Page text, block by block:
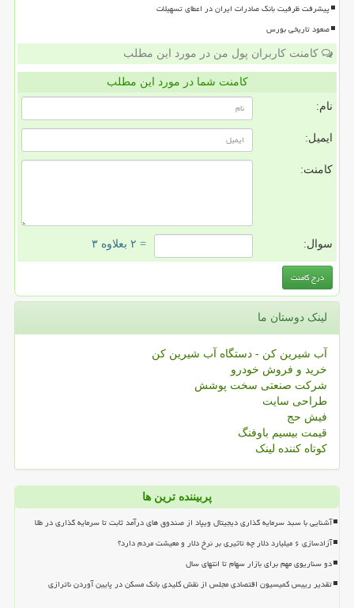
پیشرفت ظرفیت بانک صادرات ایران در اعطای تسهیلات
صعود تاریخی بورس
کامنت کاربران پول من در مورد این مطلب
کامنت شما در مورد این مطلب
نام:
ایمیل:
کامنت:
سوال: = ۲ بعلاوه ۳
لینک دوستان ما
آب شیرین کن - دستگاه آب شیرین کن
خرید و فروش خودرو
شرکت صنعتی سخت پوشش
طراحی سایت
فیش حج
قیمت بیسیم باوفنگ
کوتاه کننده لینک
پربیننده ترین ها
آشنایی با سبد سرمایه گذاری دیجیتال ویپاد از صندوق های درآمد ثابت تا سرمایه گذاری در طلا
آزادسازی ۶ میلیارد دلار چه تاثیری بر نرخ دلار و معیشت مردم دارد؟
دو سناریوی مهم برای بازار سهام تا انتهای سال
تقدیر رییس کمیسیون اقتصادی مجلس از نقش کلیدی بانک مسکن در پایین آوردن ناترازی